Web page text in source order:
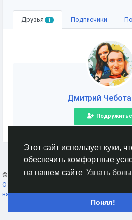
Этот сайт использует куки,
обеспечить комфортные
на нашем сайте Узнать
Понял!
Друзья 1 Подписчики
Дмитрий
© 2026 AnimeSocial.SU - Первая аниме
О нас
нами
Каталог